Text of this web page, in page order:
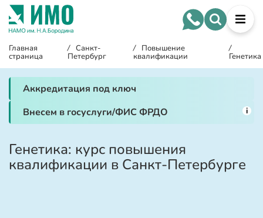
Главная
страница
/ Санкт-
Петербург
/ Повышение
квалификации
/
Генетика
Аккредитация под ключ
Внесем в госуслуги/ФИС ФРДО
i
Генетика: курс повышения
квалификации в Санкт-Петербурге